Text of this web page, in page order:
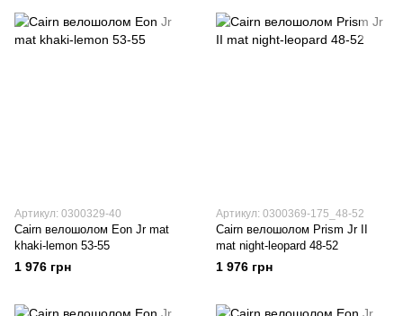
Артикул: 0300329-40
Cairn велошолом Eon Jr mat
khaki-lemon 53-55
1 976 грн
Артикул: 0300369-175_48-52
Cairn велошолом Prism Jr II
mat night-leopard 48-52
1 976 грн